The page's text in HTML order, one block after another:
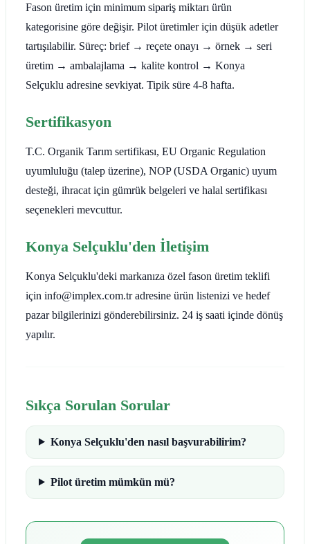
Fason üretim için minimum sipariş miktarı ürün
kategorisine göre değişir. Pilot üretimler için düşük adetler
tartışılabilir. Süreç: brief → reçete onayı → örnek → seri
üretim → ambalajlama → kalite kontrol → Konya
Selçuklu adresine sevkiyat. Tipik süre 4-8 hafta.
Sertifikasyon
T.C. Organik Tarım sertifikası, EU Organic Regulation
uyumluluğu (talep üzerine), NOP (USDA Organic) uyum
desteği, ihracat için gümrük belgeleri ve halal sertifikası
seçenekleri mevcuttur.
Konya Selçuklu'den İletişim
Konya Selçuklu'deki markanıza özel fason üretim teklifi
için info@implex.com.tr adresine ürün listenizi ve hedef
pazar bilgilerinizi gönderebilirsiniz. 24 iş saati içinde dönüş
yapılır.
Sıkça Sorulan Sorular
Konya Selçuklu'den nasıl başvurabilirim?
Pilot üretim mümkün mü?